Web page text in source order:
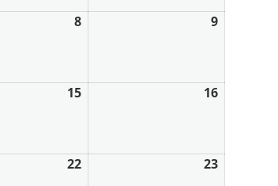
8 9
15 16
22 23